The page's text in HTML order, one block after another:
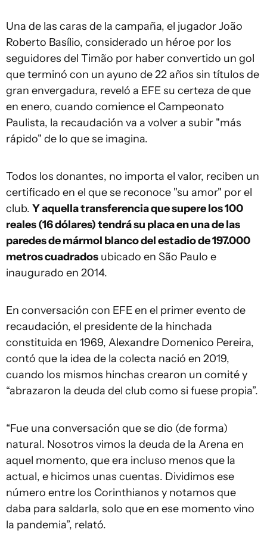
Una de las caras de la campaña, el jugador João
Roberto Basílio, considerado un héroe por los
seguidores del Timão por haber convertido un gol
que terminó con un ayuno de 22 años sin títulos de
gran envergadura, reveló a EFE su certeza de que
en enero, cuando comience el Campeonato
Paulista, la recaudación va a volver a subir "más
rápido" de lo que se imagina.
Todos los donantes, no importa el valor, reciben un
certificado en el que se reconoce "su amor" por el
club. Y aquella transferencia que supere los 100
reales (16 dólares) tendrá su placa en una de las
paredes de mármol blanco del estadio de 197.000
metros cuadrados ubicado en São Paulo e
inaugurado en 2014.
En conversación con EFE en el primer evento de
recaudación, el presidente de la hinchada
constituida en 1969, Alexandre Domenico Pereira,
contó que la idea de la colecta nació en 2019,
cuando los mismos hinchas crearon un comité y
“abrazaron la deuda del club como si fuese propia”.
“Fue una conversación que se dio (de forma)
natural. Nosotros vimos la deuda de la Arena en
aquel momento, que era incluso menos que la
actual, e hicimos unas cuentas. Dividimos ese
número entre los Corinthianos y notamos que
daba para saldarla, solo que en ese momento vino
la pandemia”, relató.